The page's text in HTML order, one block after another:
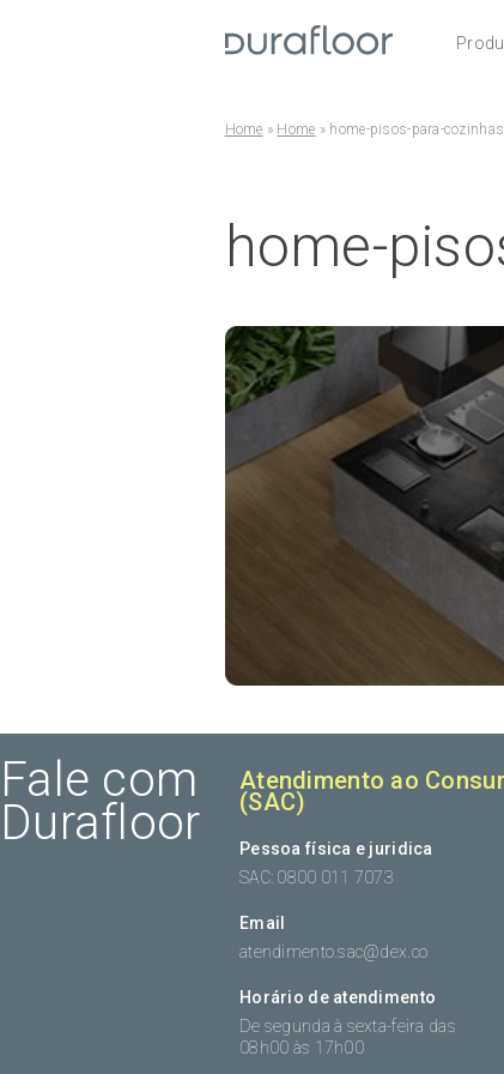
Home » Home » home-pisos-para-cozinhas
home-
Fale com
Durafloor
Atendimento ao
(SAC)
Pessoa física e juridica
SAC: 0800 011 7073
Email
atendimento.sac@dex.co
Horário de atendimento
De segunda à sexta-feira das
08h00 às 17h00